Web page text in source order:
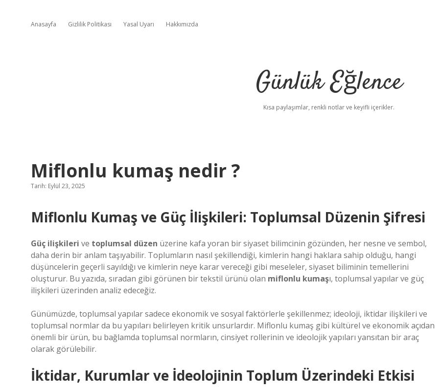
Anasayfa Gizlilik Politikası Yasal Uyarı Hakkımızda
Günlük Eğlence
Kısa paylaşımlar, renkli notlar ve keyifli içerikler.
Miflonlu kumaş nedir ?
Tarih: Eylül 23, 2025
Miflonlu Kumaş ve Güç İlişkileri: Toplumsal Düzenin Şifresi
Güç ilişkileri ve toplumsal düzen üzerine kafa yoran bir siyaset bilimcinin gözünden, her nesne ve sembol,
daha derin bir anlam taşıyabilir. Toplumların nasıl şekillendiği, kimlerin hangi haklara sahip olduğu, hangi
düşüncelerin geçerli sayıldığı ve kimlerin neye karar vereceği gibi meseleler, siyaset biliminin temellerini
oluşturur. Bu yazıda, sıradan gibi görünen bir tekstil ürünü olan miflonlu kumaşı, toplumsal yapılar ve güç
ilişkileri üzerinden analiz edeceğiz.
Günümüzde, toplumsal yapılar sadece ekonomik ve sosyal faktörlerle şekillenmez; ideoloji, iktidar ilişkileri ve
toplumsal normlar da bu yapıları belirleyen kritik unsurlardır. Miflonlu kumaş gibi kültürel ve ekonomik açıdan
önemli bir ürün, bu bağlamda toplumsal normların, cinsiyet rollerinin ve ideolojik yapıları yansıtan bir araç
olarak görülebilir.
İktidar, Kurumlar ve İdeolojinin Toplum Üzerindeki Etkisi